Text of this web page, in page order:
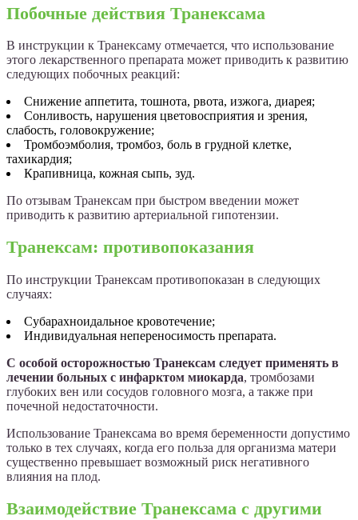
Побочные действия Транексама
В инструкции к Транексаму отмечается, что использование
этого лекарственного препарата может приводить к развитию
следующих побочных реакций:
Снижение аппетита, тошнота, рвота, изжога, диарея;
Сонливость, нарушения цветовосприятия и зрения,
слабость, головокружение;
Тромбоэмболия, тромбоз, боль в грудной клетке,
тахикардия;
Крапивница, кожная сыпь, зуд.
По отзывам Транексам при быстром введении может
приводить к развитию артериальной гипотензии.
Транексам: противопоказания
По инструкции Транексам противопоказан в следующих
случаях:
Субарахноидальное кровотечение;
Индивидуальная непереносимость препарата.
С особой осторожностью Транексам следует применять в
лечении больных с инфарктом миокарда, тромбозами
глубоких вен или сосудов головного мозга, а также при
почечной недостаточности.
Использование Транексама во время беременности допустимо
только в тех случаях, когда его польза для организма матери
существенно превышает возможный риск негативного
влияния на плод.
Взаимодействие Транексама с другими